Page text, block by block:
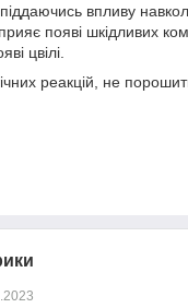
впливу
появі шкідливих
цвілі.
реакцій, не